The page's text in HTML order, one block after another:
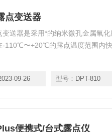
点变送器
变送器是采用*的纳米微孔金属氧
-110℃〜+20℃的露点温度范围内快
09-26 型号： DPT-810
便携式/台式露点仪